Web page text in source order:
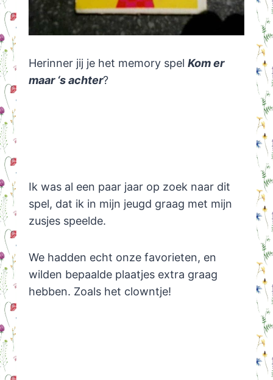
Herinner jij je het memory spel Kom er
maar ‘s achter?
Ik was al een paar jaar op zoek naar dit
spel, dat ik in mijn jeugd graag met mijn
zusjes speelde.
We hadden echt onze favorieten, en
wilden bepaalde plaatjes extra graag
hebben. Zoals het clowntje!